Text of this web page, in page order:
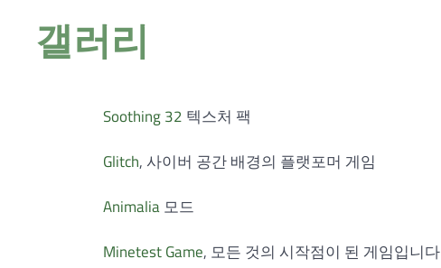
갤러리
Soothing 32 텍스처 팩
Glitch, 사이버 공간 배경의 플랫포머 게임
Animalia모드
Minetest Game, 모든 것의 시작점이 된 게임입니다